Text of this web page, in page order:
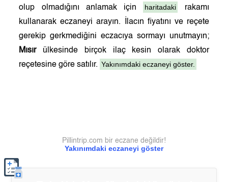
olup olmadığını anlamak için haritadaki
rakamı
kullanarak eczaneyi arayın. İlacın fiyatını ve reçete
gerekip gerkmediğini eczacıya sormayı unutmayın;
Mısırülkesinde birçok ilaç kesin olarak doktor
reçetesine göre satılır. Yakınımdaki eczaneyi göster.
Yakınımdaki eczaneyi göster
Pillintrip.com bir eczane değildir!